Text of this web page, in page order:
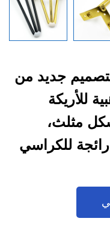
جديد من
للأريكة
مثلث،
للكراسي